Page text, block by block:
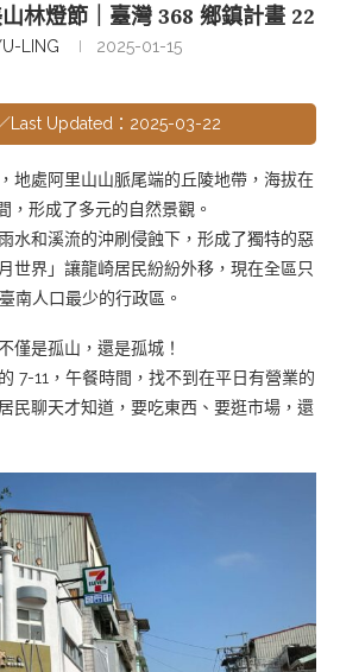
林燈節｜臺灣 368 鄉鎮計畫 22
LING 2025-01-15
Last Updated：2025-03-22
地處阿里山山脈尾端的丘陵地帶，海拔在
，形成了多元的自然景觀。
水和溪流的沖刷侵蝕下，形成了獨特的惡
世界」讓龍崎居民紛紛外移，現在全區只
南人口最少的行政區。
僅是孤山，還是孤城！
7-11，午餐時間，找不到在平日有營業的
民聊天才知道，要吃東西、要逛市場，還